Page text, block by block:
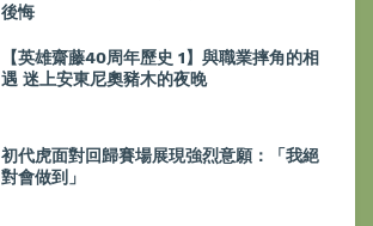
後悔
【英雄齋藤40周年歷史 1】與職業摔角的相
遇 迷上安東尼奧豬木的夜晚
初代虎面對回歸賽場展現強烈意願：「我絕
對會做到」